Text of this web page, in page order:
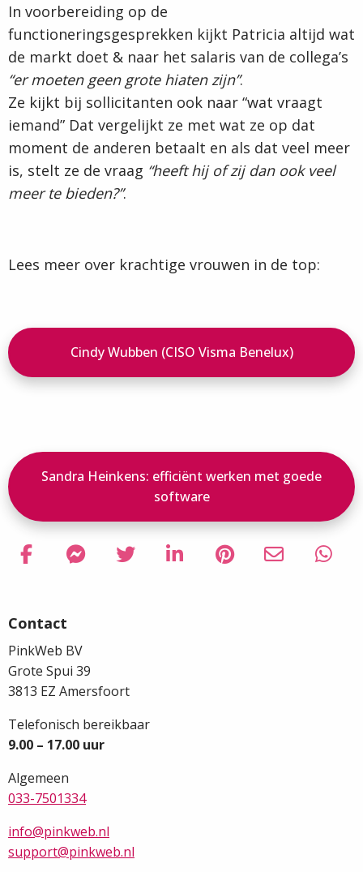
In voorbereiding op de
functioneringsgesprekken kijkt Patricia altijd wat
de markt doet & naar het salaris van de collega’s
“er moeten geen grote hiaten zijn”.
Ze kijkt bij sollicitanten ook naar “wat vraagt
iemand” Dat vergelijkt ze met wat ze op dat
moment de anderen betaalt en als dat veel meer
is, stelt ze de vraag “heeft hij of zij dan ook veel
meer te bieden?”.
Lees meer over krachtige vrouwen in de top:
Cindy Wubben (CISO Visma Benelux)
Sandra Heinkens: efficiënt werken met goede
software
Delen via Facebook
Delen
Delen via Facebook Messenger
Delen
Delen via Twitter
Delen
Delen via LinkedIn
Delen
Delen via Pinterest
Delen
Delen via
Delen
Delen
Contact
PinkWeb BV
Grote Spui 39
3813 EZ Amersfoort
Telefonisch bereikbaar
9.00 – 17.00 uur
Algemeen
033-7501334
info@pinkweb.nl
support@pinkweb.nl